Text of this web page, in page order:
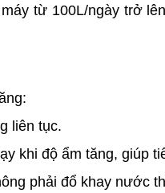
từ 100L/ngày trở
liên tục.
khi độ ẩm tăng, giúp
phải đổ khay nước